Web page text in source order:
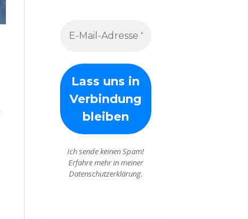
Ich sende keinen Spam!
Erfahre mehr in meiner
Datenschutzerklärung.